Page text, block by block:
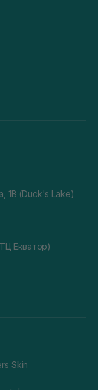
1В (Duck's Lake)
Екватор)
Skin